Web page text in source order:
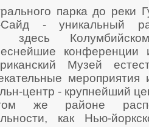
парка до реки
Сайд - уникальный
здесь
конференции
Музей
центр - крупнейший
же районе
как Нью-